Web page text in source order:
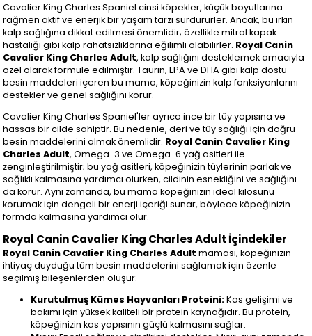
Cavalier King Charles Spaniel cinsi köpekler, küçük boyutlarına
rağmen aktif ve enerjik bir yaşam tarzı sürdürürler. Ancak, bu ırkın
kalp sağlığına dikkat edilmesi önemlidir; özellikle mitral kapak
hastalığı gibi kalp rahatsızlıklarına eğilimli olabilirler. Royal Canin
Cavalier King Charles Adult, kalp sağlığını desteklemek amacıyla
özel olarak formüle edilmiştir. Taurin, EPA ve DHA gibi kalp dostu
besin maddeleri içeren bu mama, köpeğinizin kalp fonksiyonlarını
destekler ve genel sağlığını korur.
Cavalier King Charles Spaniel'ler ayrıca ince bir tüy yapısına ve
hassas bir cilde sahiptir. Bu nedenle, deri ve tüy sağlığı için doğru
besin maddelerini almak önemlidir. Royal Canin Cavalier King
Charles Adult, Omega-3 ve Omega-6 yağ asitleri ile
zenginleştirilmiştir; bu yağ asitleri, köpeğinizin tüylerinin parlak ve
sağlıklı kalmasına yardımcı olurken, cildinin esnekliğini ve sağlığını
da korur. Aynı zamanda, bu mama köpeğinizin ideal kilosunu
korumak için dengeli bir enerji içeriği sunar, böylece köpeğinizin
formda kalmasına yardımcı olur.
Royal Canin Cavalier King Charles Adult İçindekiler
Royal Canin Cavalier King Charles Adult maması, köpeğinizin
ihtiyaç duyduğu tüm besin maddelerini sağlamak için özenle
seçilmiş bileşenlerden oluşur:
Kurutulmuş Kümes Hayvanları Proteini:Kas gelişimi ve
bakımı için yüksek kaliteli bir protein kaynağıdır. Bu protein,
köpeğinizin kas yapısının güçlü kalmasını sağlar.